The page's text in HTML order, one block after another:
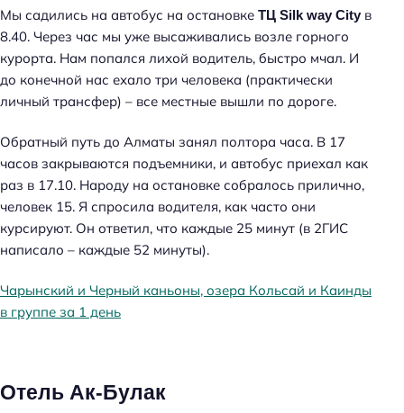
Мы садились на автобус на остановке ТЦ Silk way City в
8.40. Через час мы уже высаживались возле горного
курорта. Нам попался лихой водитель, быстро мчал. И
до конечной нас ехало три человека (практически
личный трансфер) – все местные вышли по дороге.
Обратный путь до Алматы занял полтора часа. В 17
часов закрываются подъемники, и автобус приехал как
раз в 17.10. Народу на остановке собралось прилично,
человек 15. Я спросила водителя, как часто они
курсируют. Он ответил, что каждые 25 минут (в 2ГИС
написало – каждые 52 минуты).
Чарынский и Черный каньоны, озера Кольсай и Каинды
в группе за 1 день
Отель Ак-Булак